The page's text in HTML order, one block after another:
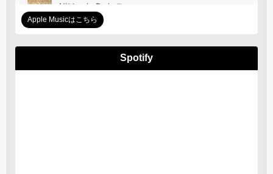
Apple Musicはこちら
Spotify